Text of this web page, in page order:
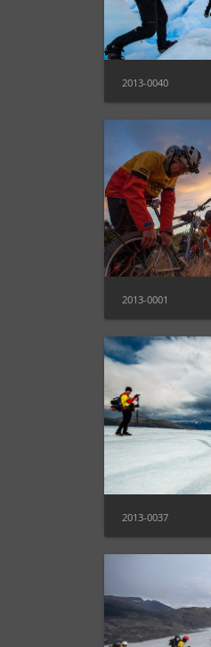
2013-0040
2013-0001
2013-0037